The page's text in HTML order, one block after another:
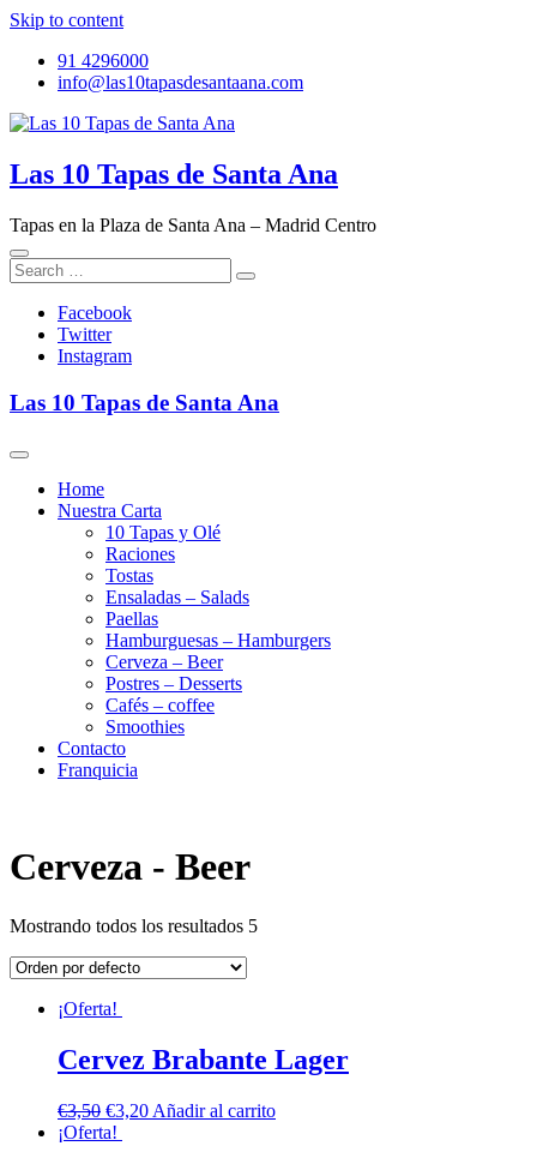
Skip to content
91 4296000
info@las10tapasdesantaana.com
Las 10 Tapas de Santa Ana
Tapas en la Plaza de Santa Ana – Madrid Centro
Facebook
Twitter
Instagram
Las 10 Tapas de Santa Ana
Home
Nuestra Carta
10 Tapas y Olé
Raciones
Tostas
Ensaladas – Salads
Paellas
Hamburguesas – Hamburgers
Cerveza – Beer
Postres – Desserts
Cafés – coffee
Smoothies
Contacto
Franquicia
Cerveza - Beer
Mostrando todos los resultados 5
¡Oferta!
Cervez Brabante Lager
€3,50 €3,20 Añadir al carrito
¡Oferta!